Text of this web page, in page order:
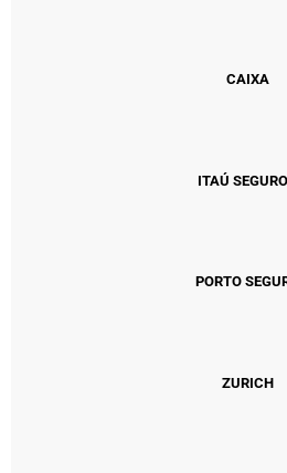
CAIXA
ITAÚ
PORTO
ZURICH